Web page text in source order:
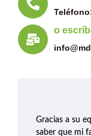
o
Gracias a su
saber que mi